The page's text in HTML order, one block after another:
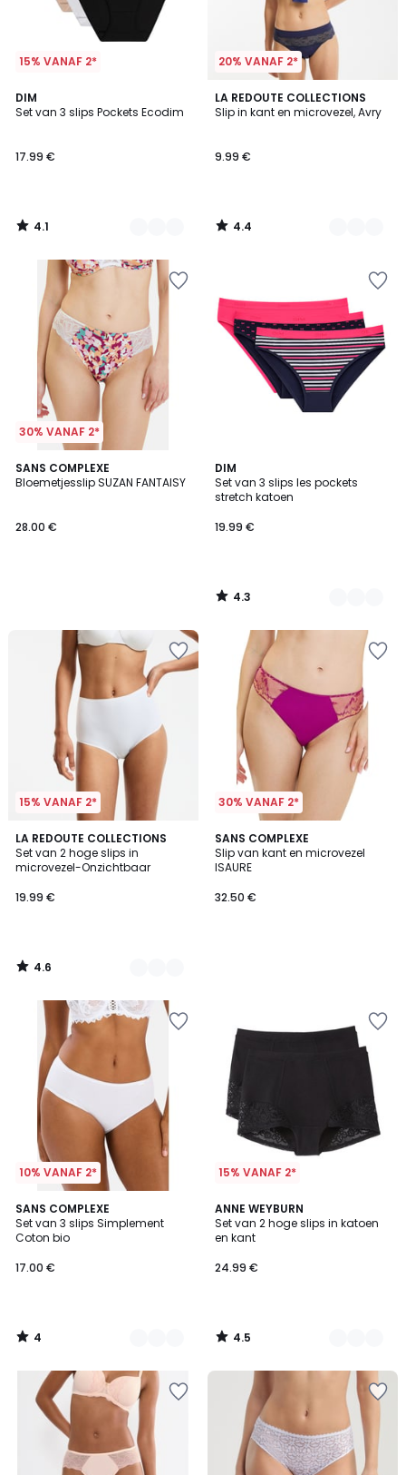
15% VANAF 2*
DIM
Set van 3 slips Pockets Ecodim
17.99 €
4.1
/ 5
5
Kleuren
4.1
/
20% VANAF 2*
LA REDOUTE COLLECTIONS
Slip in kant en microvezel, Avry
9.99 €
4.4
/ 5
3
Kleuren
4.4
/
30% VANAF 2*
SANS COMPLEXE
Bloemetjesslip SUZAN FANTAISY
28.00 €
DIM
Set van 3 slips les pockets
stretch katoen
19.99 €
4.3
/ 5
5
Kleuren
4.3
/
15% VANAF 2*
LA REDOUTE COLLECTIONS
Set van 2 hoge slips in
microvezel-Onzichtbaar
19.99 €
4.6
/ 5
3
Kleuren
4.6
/
30% VANAF 2*
SANS COMPLEXE
Slip van kant en microvezel
ISAURE
32.50 €
10% VANAF 2*
SANS COMPLEXE
Set van 3 slips Simplement
Coton bio
17.00 €
4
/
5
4
Kleuren
4
/
15% VANAF 2*
ANNE WEYBURN
Set van 2 hoge slips in katoen
en kant
24.99 €
4.5
/ 5
2
Kleuren
4.5
/